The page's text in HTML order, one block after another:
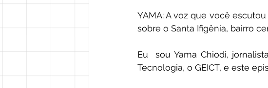
YAMA: A voz que você
sobre o Santa Ifigênia, bairro
Eu  sou Yama Chiodi,
Tecnologia, o GEICT, e este